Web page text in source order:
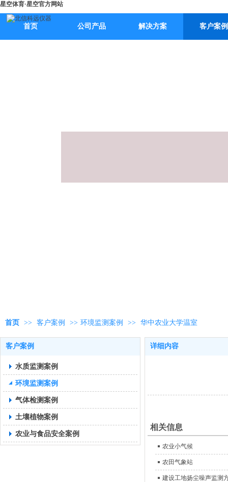
星空体育·星空官方网站
首页 公司产品 解决方案 客户案例
首页 >> 客户案例 >> 环境监测案例 >> 华中农业大学温室
客户案例
水质监测案例
环境监测案例
气体检测案例
土壤植物案例
农业与食品安全案例
详细内容
相关信息
农业小气候
农田气象站
建设工地扬尘噪声监测